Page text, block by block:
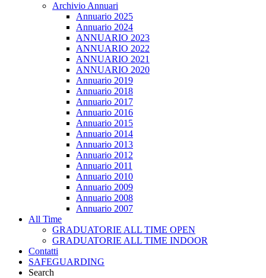
Archivio Annuari
Annuario 2025
Annuario 2024
ANNUARIO 2023
ANNUARIO 2022
ANNUARIO 2021
ANNUARIO 2020
Annuario 2019
Annuario 2018
Annuario 2017
Annuario 2016
Annuario 2015
Annuario 2014
Annuario 2013
Annuario 2012
Annuario 2011
Annuario 2010
Annuario 2009
Annuario 2008
Annuario 2007
All Time
GRADUATORIE ALL TIME OPEN
GRADUATORIE ALL TIME INDOOR
Contatti
SAFEGUARDING
Search